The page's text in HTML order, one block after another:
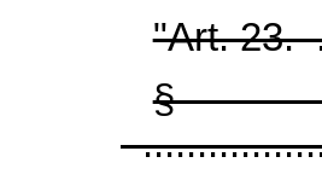
"Art. 23.